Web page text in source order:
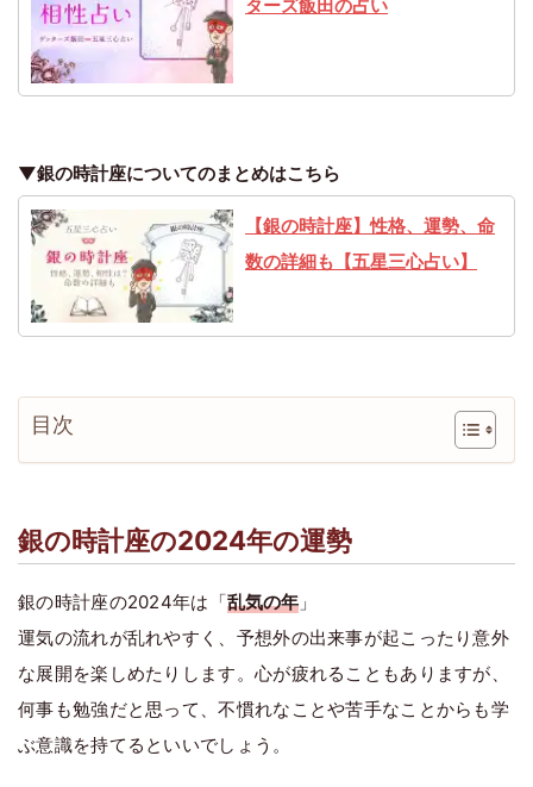
ターズ飯田の占い
▼銀の時計座についてのまとめはこちら
【銀の時計座】性格、運勢、命
数の詳細も【五星三心占い】
目次
銀の時計座の2024年の運勢
銀の時計座の2024年は「乱気の年」
運気の流れが乱れやすく、予想外の出来事が起こったり意外
な展開を楽しめたりします。心が疲れることもありますが、
何事も勉強だと思って、不慣れなことや苦手なことからも学
ぶ意識を持てるといいでしょう。